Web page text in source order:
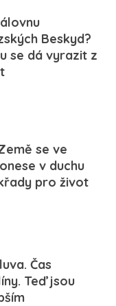
Beskyd?
se dá vyrazit z
se ve
v duchu
pro život
Čas
Teď jsou